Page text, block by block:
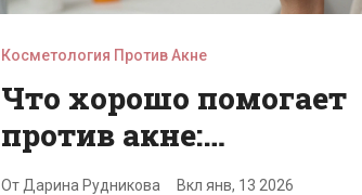
Косметология Против Акне
Что хорошо помогает
против акне:
эффективные
От Дарина Рудникова Вклянв, 13 2026